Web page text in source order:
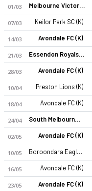
01/03 Melbourne Victory FC Youth (K)
07/03 Keilor Park SC (K)
14/03 Avondale FC (K)
21/03 Essendon Royals SC (K)
28/03 Avondale FC (K)
10/04 Preston Lions (K)
18/04 Avondale FC (K)
24/04 South Melbourne (K)
02/05 Avondale FC (K)
10/05 Boroondara Eagles (K)
16/05 Avondale FC (K)
23/05 Avondale FC (K)